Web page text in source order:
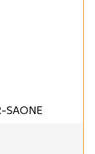
SAONE